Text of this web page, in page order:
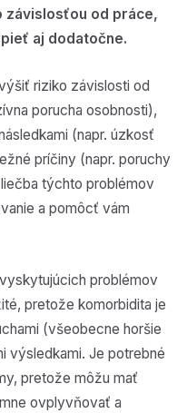
závislosťou od práce,
aj dodatočne.
riziko závislosti od
porucha osobnosti),
(napr. úzkosť
príčiny (napr. poruchy
týchto problémov
a pomôcť vám
problémov
pretože komorbidita je
(všeobecne horšie
výsledkami. Je potrebné
pretože môžu mať
ovplyvňovať a